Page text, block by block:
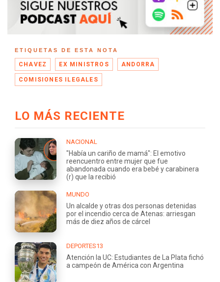
ETIQUETAS DE ESTA NOTA
CHAVEZ EX MINISTROS ANDORRA
COMISIONES ILEGALES
LO MÁS RECIENTE
NACIONAL
"Había un cariño de mamá": El emotivo
reencuentro entre mujer que fue
abandonada cuando era bebé y carabinera
(r) que la recibió
MUNDO
Un alcalde y otras dos personas detenidas
por el incendio cerca de Atenas: arriesgan
más de diez años de cárcel
DEPORTES13
Atención la UC: Estudiantes de La Plata fichó
a campeón de América con Argentina